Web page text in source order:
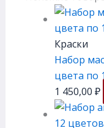
Краски
Набор
цвета по
1 450,00 ₽